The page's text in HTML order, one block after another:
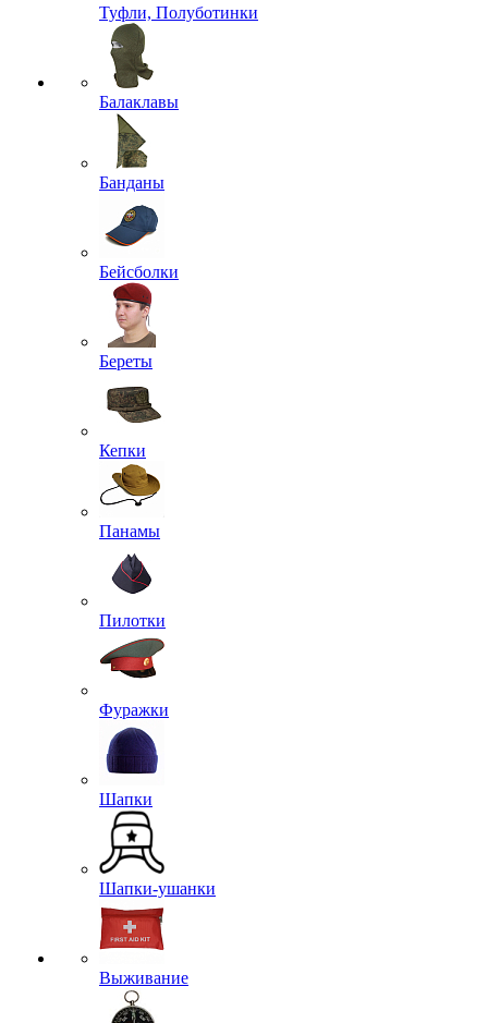
Туфли, Полуботинки
Балаклавы
Банданы
Бейсболки
Береты
Кепки
Панамы
Пилотки
Фуражки
Шапки
Шапки-ушанки
Выживание